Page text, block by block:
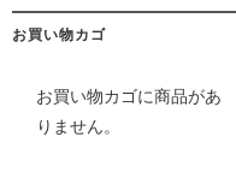
お買い物カゴ
お買い物カゴに商品があ
りません。